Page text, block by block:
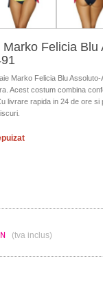
Felicia Blu
Marko Felicia Blu Assoluto-
Acest costum combina
livrare rapida in 24 de ore si
(tva inclus)